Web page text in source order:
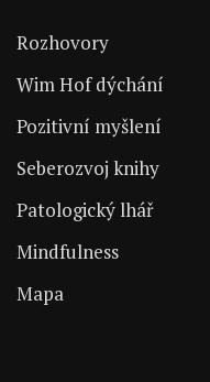
Rozhovory
Wim Hof dýchání
Pozitivní myšlení
Seberozvoj knihy
Patologický lhář
Mindfulness
Mapa